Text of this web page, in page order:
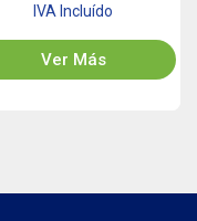
IVA Incluído
Ver Más